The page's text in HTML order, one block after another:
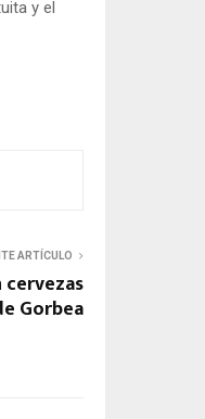
y el
ARTÍCULO
Gorbea